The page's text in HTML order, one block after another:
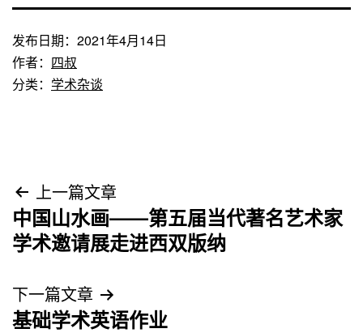
发布日期： 2021年4月14日
作者： 四叔
分类： 学术杂谈
文
章
航
上一篇文章
中国山水画——第五届当代著名艺术家
学术邀请展走进西双版纳
下一篇文章
基础学术英语作业